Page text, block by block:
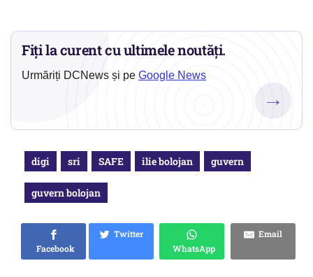
Fiți la curent cu ultimele noutăți.
Urmăriți DCNews și pe Google News
→
digi sri SAFE ilie bolojan guvern
guvern bolojan
Facebook
Twitter
WhatsApp
Email